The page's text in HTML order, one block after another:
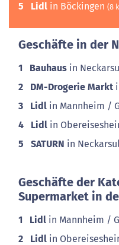
5 Lidl in Böckingen (8
Geschäfte in der
1 Bauhaus in
2 DM-Drogerie Markt
3 Lidl in Mannheim /
4 Lidl in
5 SATURN in
Geschäfte der
Supermarket in
1 Lidl in Mannheim /
2 Lidl in